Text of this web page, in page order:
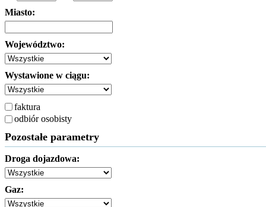
Miasto:
Województwo:
Wystawione w ciągu:
faktura
odbiór osobisty
Pozostałe parametry
Droga dojazdowa:
Gaz: